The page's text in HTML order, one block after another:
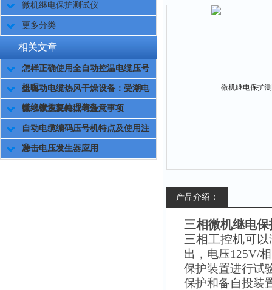
微机继电保护测试仪
更多分类
相关文章
怎样正确使用全自动控温电缆压号
机呢
全自动电缆热风干燥设备：受潮电
缆绝缘恢复处理装备
微水仪主要特点与注意事项
自动电缆编码压号机特点及使用注
意
冲击电压发生器应用
产品介绍：
三相微机继电
三相工控机可以
出，电压125V/
保护装置进行试
保护和备自投装